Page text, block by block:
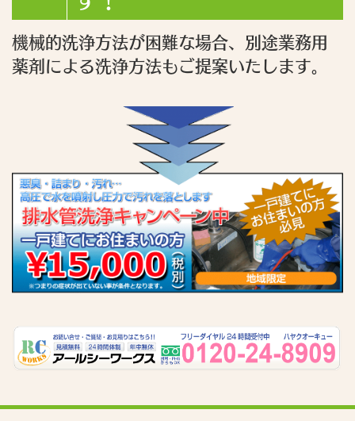
機械的洗浄方法が困難な場合、別途業務用
薬剤による洗浄方法もご提案いたします。